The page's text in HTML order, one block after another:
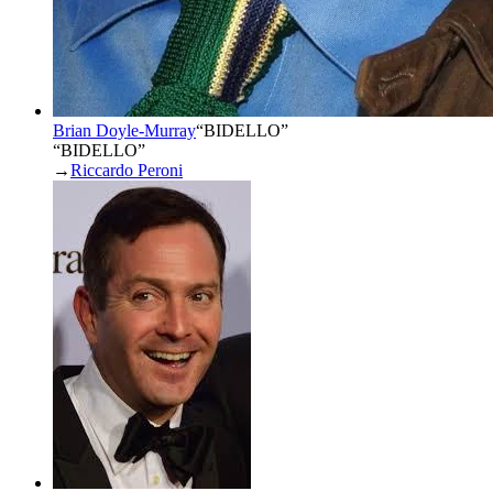
Brian Doyle-Murray“BIDELLO”
“BIDELLO”
→Riccardo Peroni